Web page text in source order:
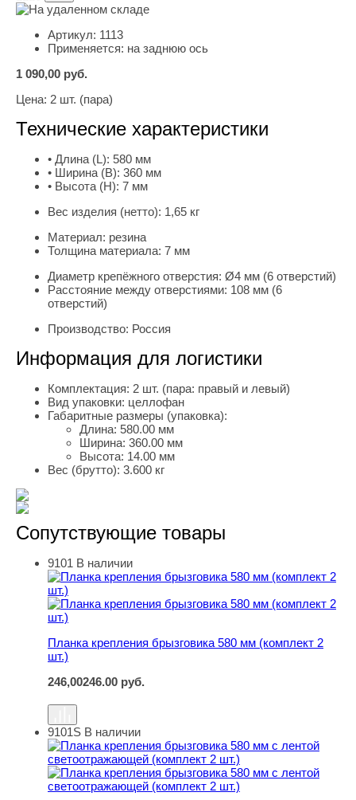
Артикул: 1113
Применяется: на заднюю ось
1 090,00 руб.
Цена: 2 шт. (пара)
Технические характеристики
• Длина (L): 580 мм
• Ширина (B): 360 мм
• Высота (H): 7 мм
Вес изделия (нетто): 1,65 кг
Материал: резина
Толщина материала: 7 мм
Диаметр крепёжного отверстия: Ø4 мм (6 отверстий)
Расстояние между отверстиями: 108 мм (6
отверстий)
Производство: Россия
Информация для логистики
Комплектация: 2 шт. (пара: правый и левый)
Вид упаковки: целлофан
Габаритные размеры (упаковка):
Длина: 580.00 мм
Ширина: 360.00 мм
Высота: 14.00 мм
Вес (брутто): 3.600 кг
Сопутствующие товары
Планка крепления брызговика 580 мм (комплект 2 шт.)
9101 В наличии
Планка крепления брызговика 580 мм (комплект 2
шт.)
246,00246.00 руб.
Планка крепления брызговика 580 мм с лентой
9101S В наличии